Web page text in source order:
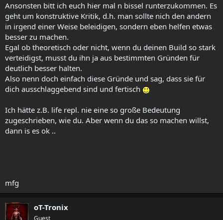
Ansonsten bitt ich euch hier mal n bissel runterzukommen. Es
geht um konstruktive Kritik, d.h. man sollte nich den andern
in irgend einer Weise beleidigen, sondern eben helfen etwas
besser zu machen.
Egal ob theoretisch oder nicht, wenn du deinen Build so stark
verteidigst, musst du ihn ja aus bestimmten Gründen für
deutlich besser halten.
Also nenn doch einfach diese Gründe und sag, dass sie für
dich ausschlaggebend sind und fertisch
Ich hätte z.B. life repl. nie eine so große Bedeutung
zugeschrieben, wie du. Aber wenn du das so machen willst,
dann is es ok ..
mfg
oT-Tronix
Guest